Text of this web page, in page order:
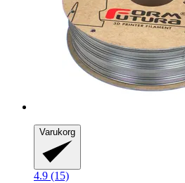
Varukorg
4.9 (15)